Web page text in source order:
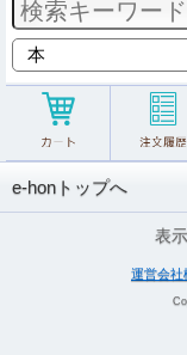
e-honトップへ
表示
運営会社